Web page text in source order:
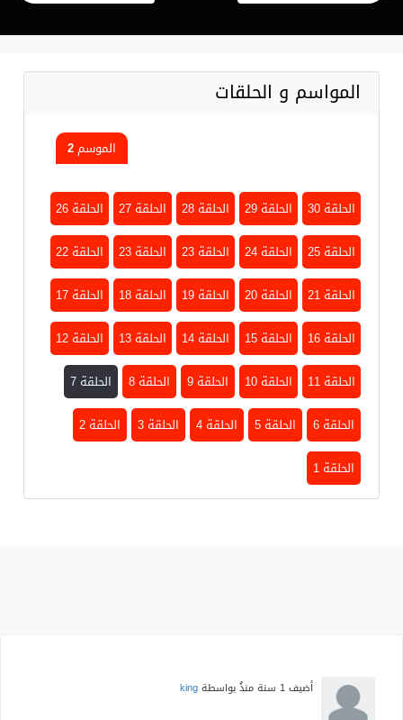
المواسم و الحلقات
الموسم 2
الحلقة 30 الحلقة 29 الحلقة 28 الحلقة 27
الحلقة 26
الحلقة 25
الحلقة 24 الحلقة 23 الحلقة 23
الحلقة 22
الحلقة 21
الحلقة 20 الحلقة 19 الحلقة 18
الحلقة 17
الحلقة 16
الحلقة 15 الحلقة 14 الحلقة 13
الحلقة 12
الحلقة 11
الحلقة 10 الحلقة 9 الحلقة 8
الحلقة 7
الحلقة 6
الحلقة 5 الحلقة 4 الحلقة 3
الحلقة 2
الحلقة 1
أضيف1 سنة منذُ بواسطةking